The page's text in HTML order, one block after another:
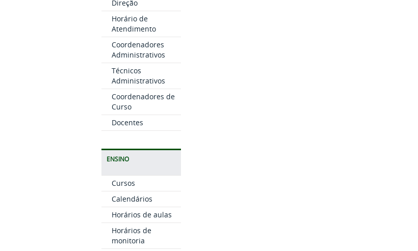
Direção
Horário de
Atendimento
Coordenadores
Administrativos
Técnicos
Administrativos
Coordenadores de
Curso
Docentes
ENSINO
Cursos
Calendários
Horários de aulas
Horários de
monitoria